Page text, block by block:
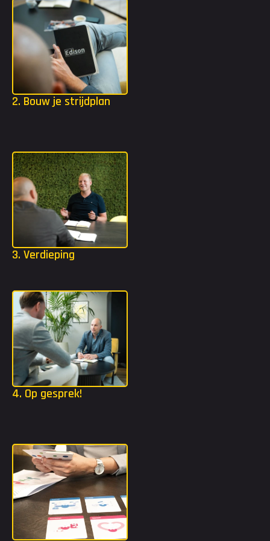
Upload je CV
Klik om je bestand te uploaden, of sleep het bestand naar dit
Ik ga akkoord met de privacyvoorwaarden
Versturen
2. Bouw je strijdplan
3. Verdieping
4. Op gesprek!